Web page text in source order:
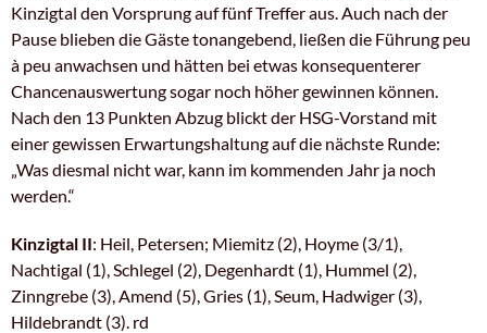
Kinzigtal den Vorsprung auf fünf Treffer aus. Auch nach der
Pause blieben die Gäste tonangebend, ließen die Führung peu
à peu anwachsen und hätten bei etwas konsequenterer
Chancenauswertung sogar noch höher gewinnen können.
Nach den 13 Punkten Abzug blickt der HSG-Vorstand mit
einer gewissen Erwartungshaltung auf die nächste Runde:
„Was diesmal nicht war, kann im kommenden Jahr ja noch
werden.“
Kinzigtal II: Heil, Petersen; Miemitz (2), Hoyme (3/1),
Nachtigal (1), Schlegel (2), Degenhardt (1), Hummel (2),
Zinngrebe (3), Amend (5), Gries (1), Seum, Hadwiger (3),
Hildebrandt (3). rd